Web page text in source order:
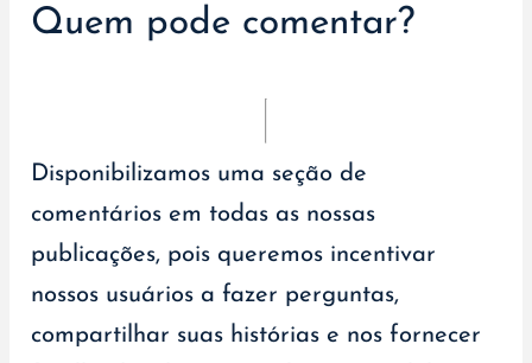
Quem pode comentar?
Disponibilizamos uma seção de
comentários em todas as nossas
publicações, pois queremos incentivar
nossos usuários a fazer perguntas,
compartilhar suas histórias e nos fornecer